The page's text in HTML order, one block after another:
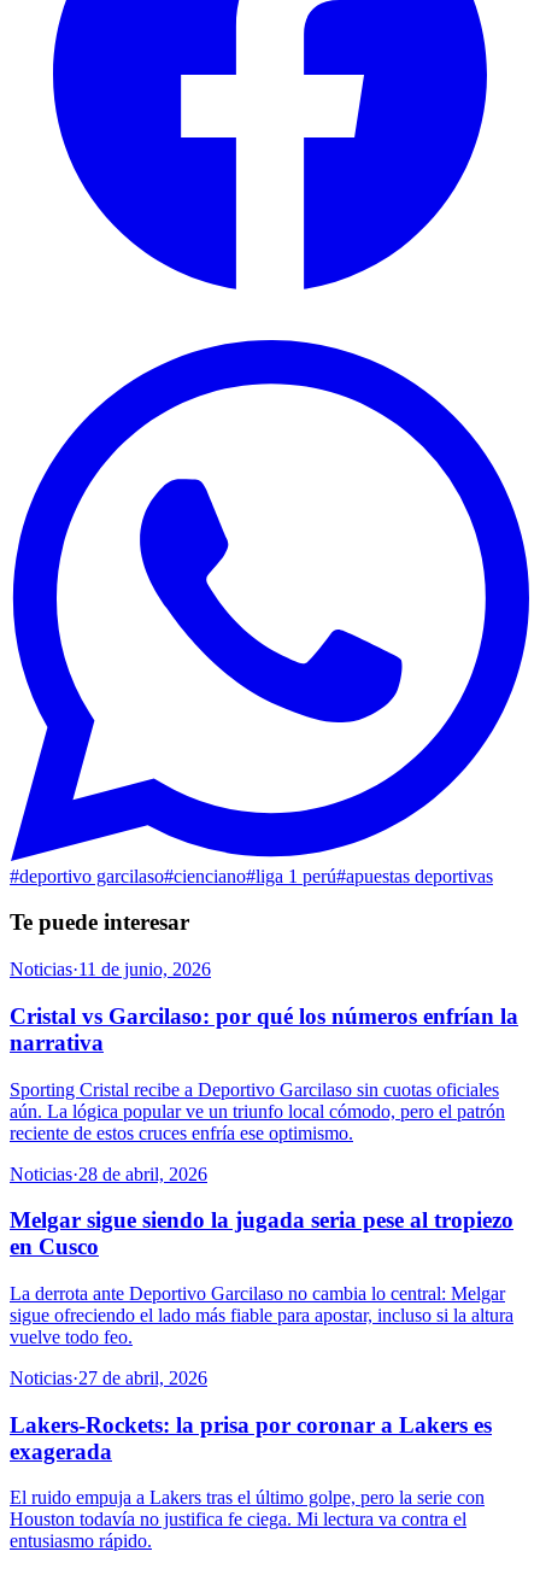
#deportivo garcilaso#cienciano#liga 1 perú#apuestas deportivas
Te puede interesar
Noticias·11 de junio, 2026
Cristal vs Garcilaso: por qué los números enfrían la
narrativa
Sporting Cristal recibe a Deportivo Garcilaso sin cuotas oficiales
aún. La lógica popular ve un triunfo local cómodo, pero el patrón
reciente de estos cruces enfría ese optimismo.
Noticias·28 de abril, 2026
Melgar sigue siendo la jugada seria pese al tropiezo
en Cusco
La derrota ante Deportivo Garcilaso no cambia lo central: Melgar
sigue ofreciendo el lado más fiable para apostar, incluso si la altura
vuelve todo feo.
Noticias·27 de abril, 2026
Lakers-Rockets: la prisa por coronar a Lakers es
exagerada
El ruido empuja a Lakers tras el último golpe, pero la serie con
Houston todavía no justifica fe ciega. Mi lectura va contra el
entusiasmo rápido.